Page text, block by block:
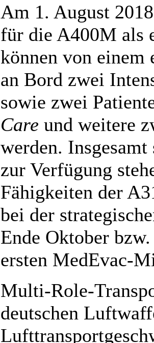
Am 1. August
für die A400M als
können von einem
an Bord zwei
sowie zwei
Care und weitere
werden.
zur Verfügung
Fähigkeiten der
bei der
Ende Oktober
ersten MedEvac-
Multi-Role-
deutschen